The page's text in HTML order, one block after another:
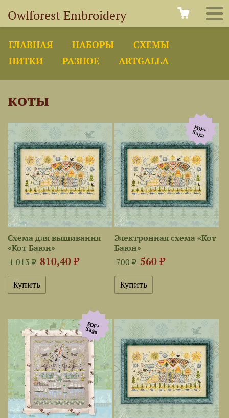
Owlforest Embroidery
ГЛАВНАЯ НАБОРЫ
СХЕМЫ
НИТКИ
РАЗНОЕ ARTGALLA
коты
Схема для вышивания
«Кот Баюн»
1 013 ₽ 810,40 ₽
PDF+
Saga
Электронная схема «Кот
Баюн»
700 ₽ 560 ₽
PDF+
Saga